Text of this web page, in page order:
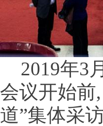
2019年3
会议开始前
道”集体采